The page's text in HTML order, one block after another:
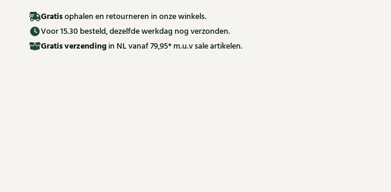
Gratisophalen en retourneren in onze winkels.
Voor 15.30 besteld, dezelfde werkdag nog verzonden.
Gratisverzending in NL vanaf 79,95* m.u.v sale artikelen.